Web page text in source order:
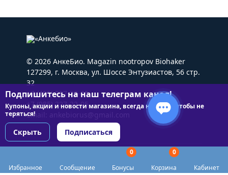
Избранное Сообщение
0
Бонусы
0
Корзина
Кабинет
© 2026 АнкеБио. Magazin nootropov Biohaker
127299, г. Москва, ул. Шоссе Энтузиастов, 56 стр.
32
+7 (495) 227-22-05
+7 (985) 227-22-05
Email: ankebiorus@gmail.com
Подпишитесь на наш телеграм канал!
Купоны, акции и новости магазина, всегда на связи чтобы не
теряться!
Скрыть Подписаться